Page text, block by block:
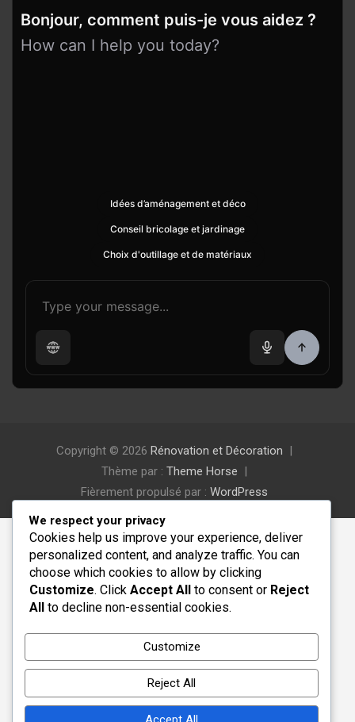
Bonjour, comment puis-je vous aidez ?
How can I help you today?
Idées d’aménagement et déco
Conseil bricolage et jardinage
Choix d'outillage et de matériaux
Copyright © 2026 Rénovation et Décoration
Thème par : Theme Horse
Fièrement propulsé par : WordPress
We respect your privacy
Cookies help us improve your experience, deliver
personalized content, and analyze traffic. You can
choose which cookies to allow by clicking
Customize. Click Accept All to consent or Reject
All to decline non-essential cookies.
Customize
Reject All